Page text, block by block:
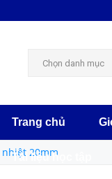
Chọn danh mục
Trang chủ
Tài liệu học tập
20mm